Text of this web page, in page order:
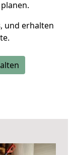
, und erhalten